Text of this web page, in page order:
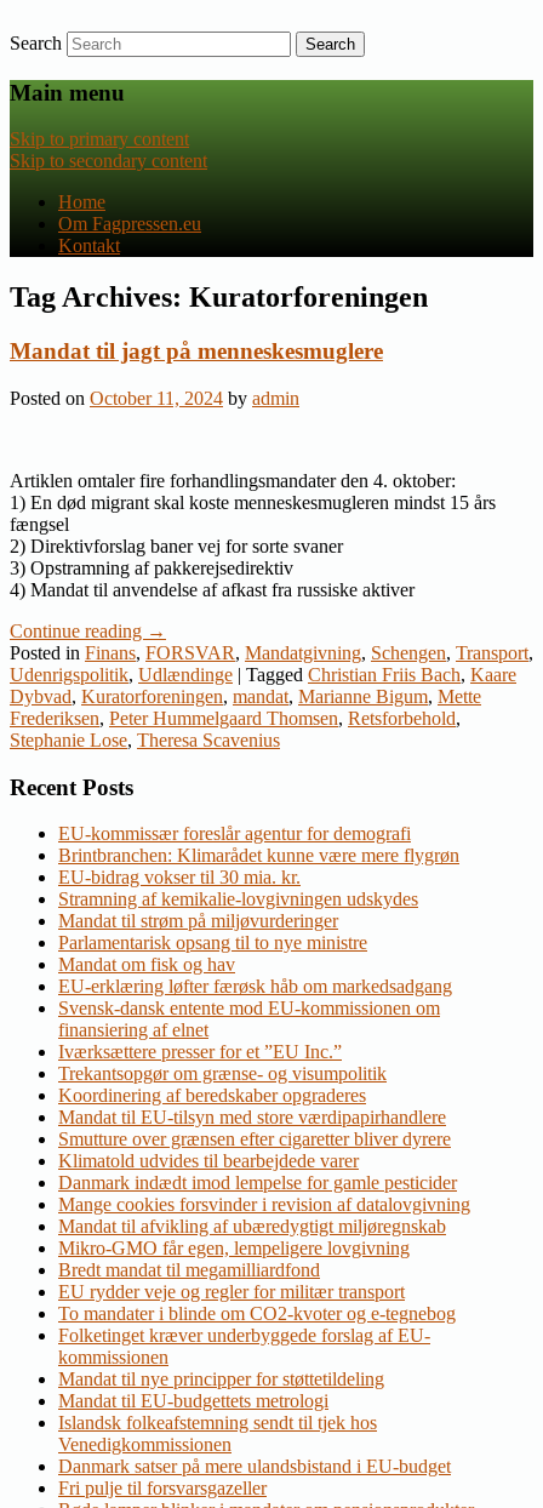
Fagpressen.eu
Nyheder om dansk EU-politik
Search
Main menu
Skip to primary content
Skip to secondary content
Home
Om Fagpressen.eu
Kontakt
Tag Archives: Kuratorforeningen
Mandat til jagt på menneskesmuglere
Posted on October 11, 2024 by admin
Artiklen omtaler fire forhandlingsmandater den 4. oktober:
1) En død migrant skal koste menneskesmugleren mindst 15 års
fængsel
2) Direktivforslag baner vej for sorte svaner
3) Opstramning af pakkerejsedirektiv
4) Mandat til anvendelse af afkast fra russiske aktiver
Continue reading →
Posted in Finans, FORSVAR, Mandatgivning, Schengen, Transport,
Udenrigspolitik, Udlændinge | Tagged Christian Friis Bach, Kaare
Dybvad, Kuratorforeningen, mandat, Marianne Bigum, Mette
Frederiksen, Peter Hummelgaard Thomsen, Retsforbehold,
Stephanie Lose, Theresa Scavenius
Recent Posts
EU-kommissær foreslår agentur for demografi
Brintbranchen: Klimarådet kunne være mere flygrøn
EU-bidrag vokser til 30 mia. kr.
Stramning af kemikalie-lovgivningen udskydes
Mandat til strøm på miljøvurderinger
Parlamentarisk opsang til to nye ministre
Mandat om fisk og hav
EU-erklæring løfter færøsk håb om markedsadgang
Svensk-dansk entente mod EU-kommissionen om
finansiering af elnet
Iværksættere presser for et ”EU Inc.”
Trekantsopgør om grænse- og visumpolitik
Koordinering af beredskaber opgraderes
Mandat til EU-tilsyn med store værdipapirhandlere
Smutture over grænsen efter cigaretter bliver dyrere
Klimatold udvides til bearbejdede varer
Danmark indædt imod lempelse for gamle pesticider
Mange cookies forsvinder i revision af datalovgivning
Mandat til afvikling af ubæredygtigt miljøregnskab
Mikro-GMO får egen, lempeligere lovgivning
Bredt mandat til megamilliardfond
EU rydder veje og regler for militær transport
To mandater i blinde om CO2-kvoter og e-tegnebog
Folketinget kræver underbyggede forslag af EU-
kommissionen
Mandat til nye principper for støttetildeling
Mandat til EU-budgettets metrologi
Islandsk folkeafstemning sendt til tjek hos
Venedigkommissionen
Danmark satser på mere ulandsbistand i EU-budget
Fri pulje til forsvarsgazeller